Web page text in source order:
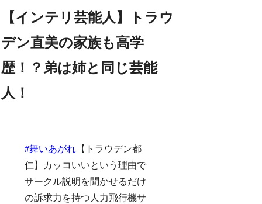
【インテリ芸能人】トラウ
デン直美の家族も高学
歴！？弟は姉と同じ芸能
人！
#舞いあがれ 【トラウデン都
仁】カッコいいという理由で
サークル説明を聞かせるだけ
の訴求力を持つ人力飛行機サ